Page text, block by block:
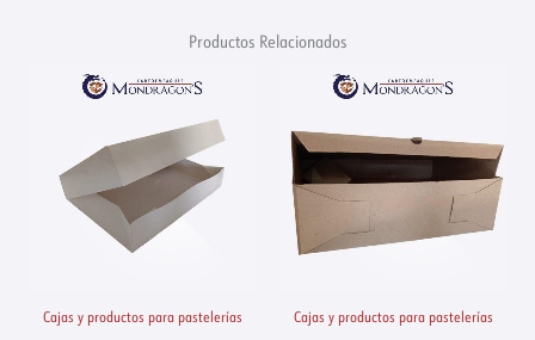
Productos Relacionados
Cajas y productos para pastelerías Cajas y productos para pastelerías